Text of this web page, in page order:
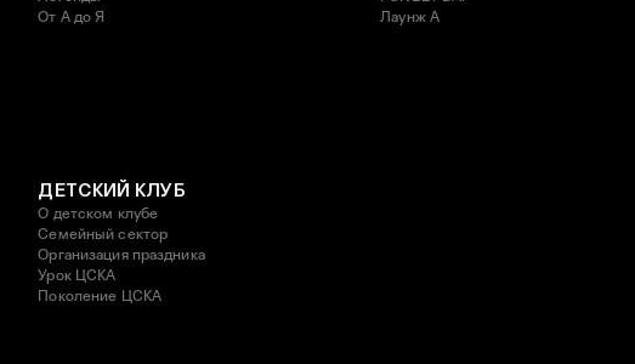
От А до Я
Лаунж A
ДЕТСКИЙ КЛУБ
О детском клубе
Семейный сектор
Организация праздника
Урок ЦСКА
Поколение ЦСКА